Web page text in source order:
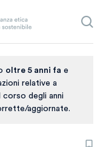
oltre 5 anni fa e
relative a
degli anni
aggiornate.